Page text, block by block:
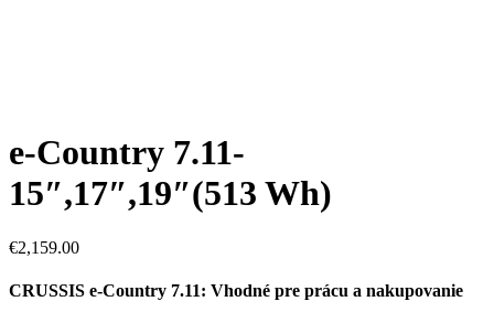
e-Country 7.11-
15″,17″,19″(513 Wh)
€2,159.00
CRUSSIS e-Country 7.11: Vhodné pre prácu a nakupovanie